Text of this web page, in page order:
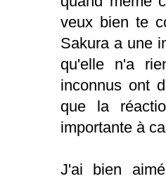
veux bien te
Sakura a une
qu'elle n'a
inconnus ont
que la
importante à
J'ai bien